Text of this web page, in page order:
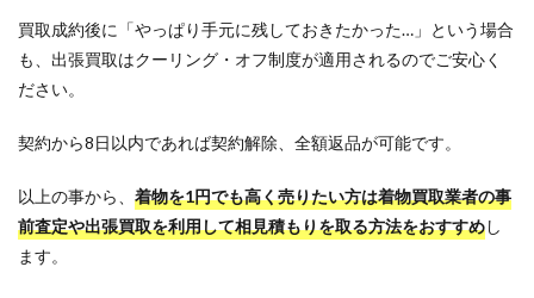
買取成約後に「やっぱり手元に残しておきたかった…」という場合
も、出張買取はクーリング・オフ制度が適用されるのでご安心く
ださい。
契約から8日以内であれば契約解除、全額返品が可能です。
以上の事から、 着物を1円でも高く売りたい方は着物買取業者の事
前査定や出張買取を利用して相見積もりを取る方法をおすすめし
ます。